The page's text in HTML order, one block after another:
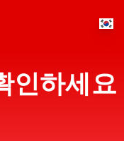
인하세요